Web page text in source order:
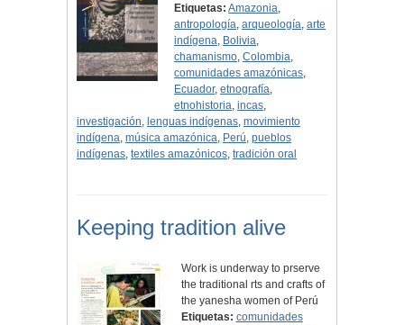
Etiquetas: Amazonia,
antropología,arqueología,arte
indígena, Bolivia,
chamanismo,Colombia,
comunidades amazónicas,
Ecuador,etnografía,
etnohistoria,incas,
investigación, lenguas indígenas, movimiento
indígena, música amazónica, Perú, pueblos
indígenas, textiles amazónicos, tradición oral
Keeping tradition alive
Work is underway to prserve
the traditional rts and crafts of
the yanesha women of Perú
Etiquetas: comunidades